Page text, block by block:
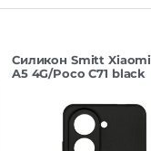
Силикон Smitt
A5 4G/Poco C71 black